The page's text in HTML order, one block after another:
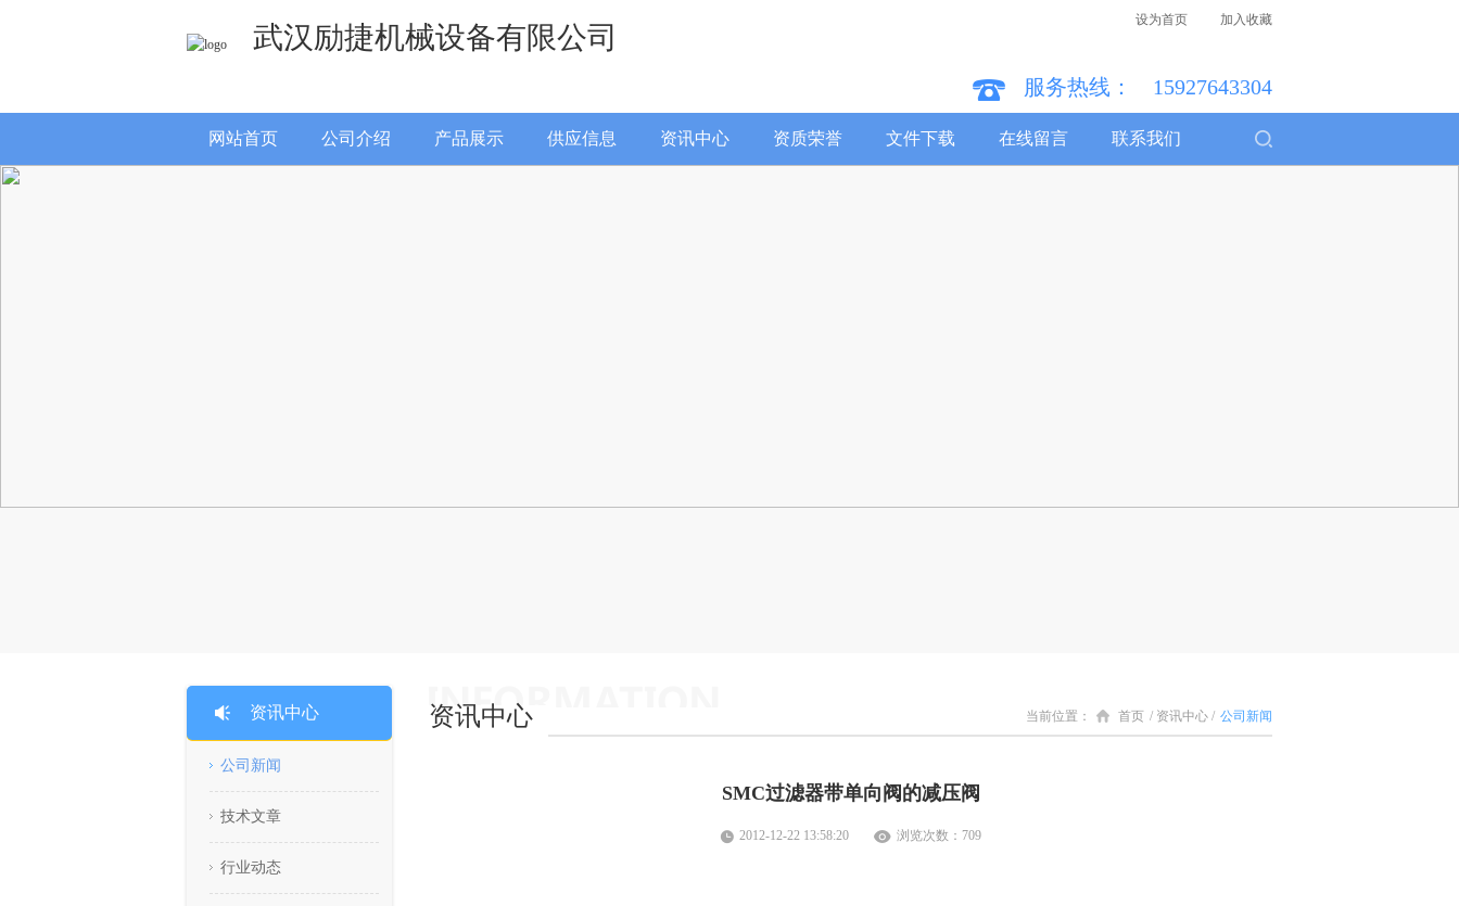
武汉励捷机械设备有限公司
设为首页 加入收藏
服务热线： 15927643304
网站首页 公司介绍 产品展示 供应信息 资讯中心 资质荣誉 文件下载 在线留言 联系我们
资讯中心
公司新闻
技术文章
行业动态
资讯中心 当前位置： 首页 / 资讯中心 / 公司新闻
SMC过滤器带单向阀的减压阀
2012-12-22 13:58:20 浏览次数： 709